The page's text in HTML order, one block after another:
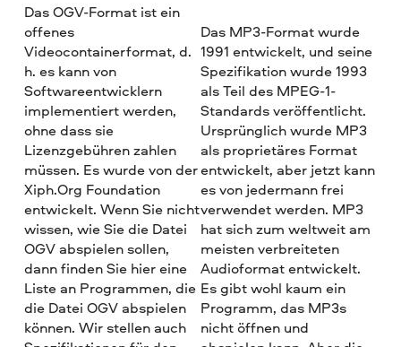
Das OGV-Format ist ein
offenes
Videocontainerformat, d.
h. es kann von
Softwareentwicklern
implementiert werden,
ohne dass sie
Lizenzgebühren zahlen
müssen. Es wurde von der
Xiph.Org Foundation
entwickelt. Wenn Sie nicht
wissen, wie Sie die Datei
OGV abspielen sollen,
dann finden Sie hier eine
Liste an Programmen, die
die Datei OGV abspielen
können. Wir stellen auch
Das MP3-Format wurde
1991 entwickelt, und seine
Spezifikation wurde 1993
als Teil des MPEG-1-
Standards veröffentlicht.
Ursprünglich wurde MP3
als proprietäres Format
entwickelt, aber jetzt kann
es von jedermann frei
verwendet werden. MP3
hat sich zum weltweit am
meisten verbreiteten
Audioformat entwickelt.
Es gibt wohl kaum ein
Programm, das MP3s
nicht öffnen und